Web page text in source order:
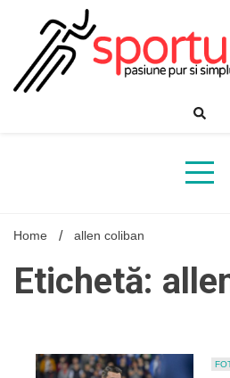
Home allen coliban
Etichetă: